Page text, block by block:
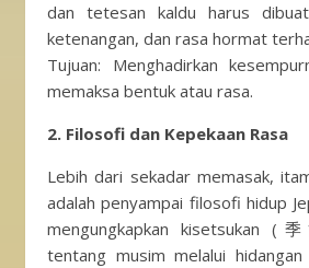
dan tetesan kaldu harus
ketenangan, dan rasa hormat
Tujuan: Menghadirkan
memaksa bentuk atau rasa.
2. Filosofi dan Kepekaan Rasa
Lebih dari sekadar memasak,
adalah penyampai filosofi hidup
mengungkapkan kisetsukan (
tentang musim melalui